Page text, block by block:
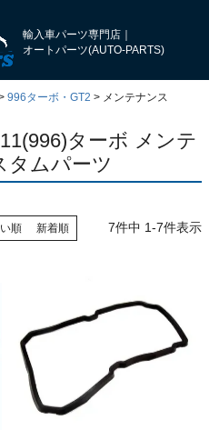
輸入車パーツ専門店｜
オートパーツ(AUTO-PARTS)
996ターボ・GT2 メンテナンス
ターボ メンテ
タムパーツ
順 新着順 7件中 1-7件表示